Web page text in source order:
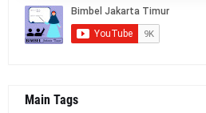
Main Tags